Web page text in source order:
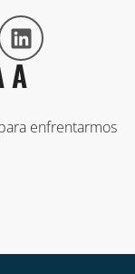
A
enfrentarmos